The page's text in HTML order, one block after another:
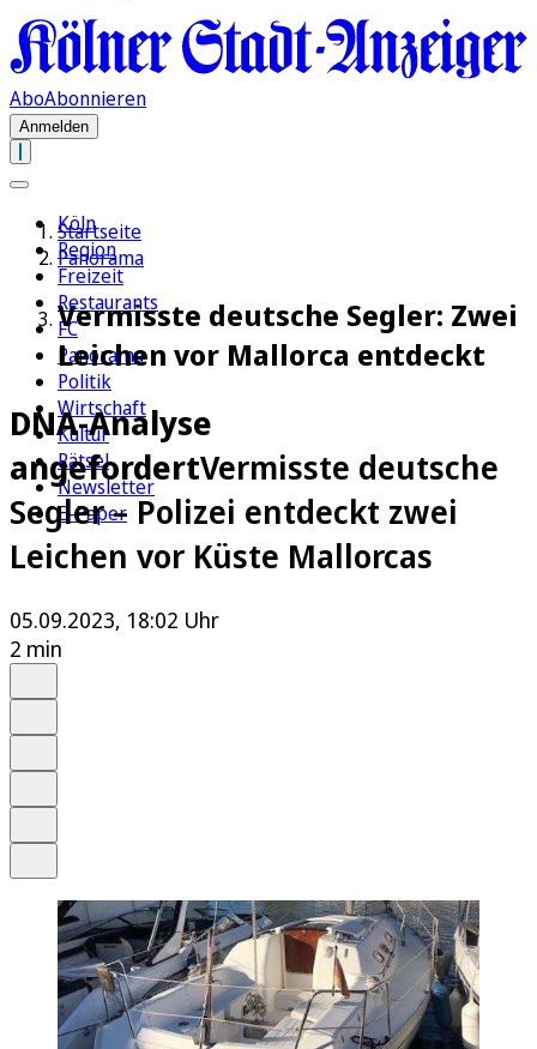
AboAbonnieren
Anmelden
Köln
Region
Freizeit
Restaurants
FC
Panorama
Politik
Wirtschaft
Kultur
Rätsel
Newsletter
E-Paper
Startseite
Panorama
Vermisste deutsche Segler: Zwei
Leichen vor Mallorca entdeckt
DNA-Analyse
angefordertVermisste deutsche
Segler – Polizei entdeckt zwei
Leichen vor Küste Mallorcas
05.09.2023, 18:02 Uhr
2 min